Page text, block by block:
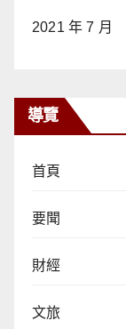
2021 年 7 月
導覽
首頁
要聞
財經
文旅